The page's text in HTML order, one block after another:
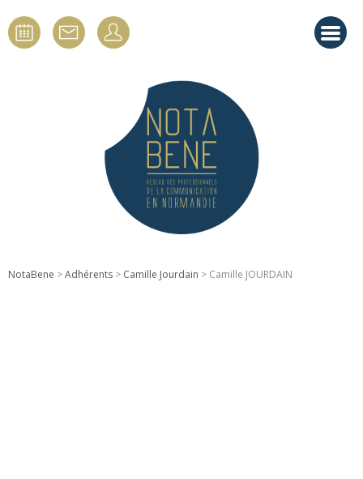
NotaBene >Adhérents > Camille Jourdain > Camille JOURDAIN